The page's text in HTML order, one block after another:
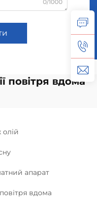
0/1000
повітря вдома
апарат
вдома